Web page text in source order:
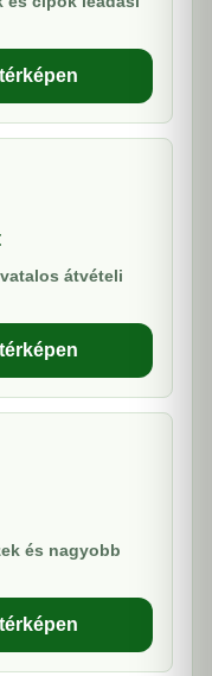
átvételi
és nagyobb